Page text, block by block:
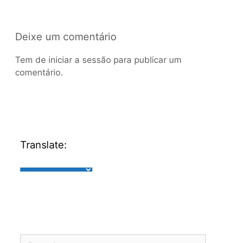
Deixe um comentário
Tem de iniciar a sessão para publicar um
comentário.
Translate: